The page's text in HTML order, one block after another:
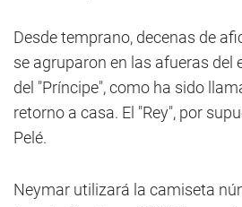
Desde temprano, decenas de
se agruparon en las afueras del
del "Príncipe", como ha sido
retorno a casa. El "Rey", por
Pelé.
Neymar utilizará la camiseta